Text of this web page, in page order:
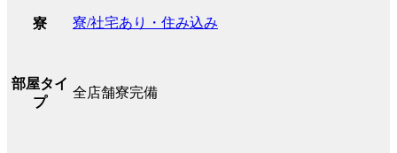
寮 寮/社宅あり・住み込み
部屋タイ
プ
全店舗寮完備